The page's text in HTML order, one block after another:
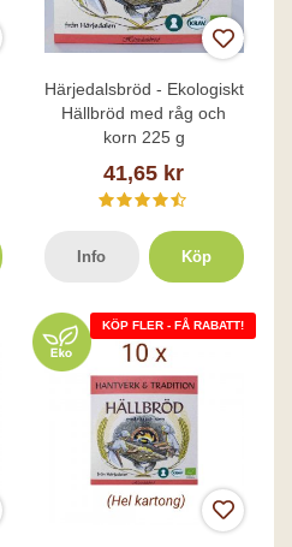
Härjedalsbröd - Ekologiskt
Hällbröd med råg och
korn 225 g
41,65 kr
Info Köp
KÖP FLER - FÅ RABATT!